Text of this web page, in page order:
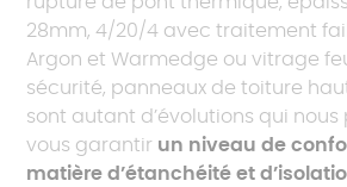
28mm, 4/20/4 avec traitement
Argon et Warmedge ou vitrage
sécurité, panneaux de toiture
sont autant d’évolutions qui
vous garantir un niveau de
matière d’étanchéité et